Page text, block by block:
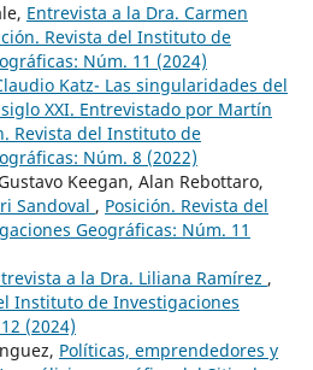
Entrevista a la Dra. Carmen
Revista del Instituto de
Núm. 11 (2024)
Katz- Las singularidades del
XXI. Entrevistado por Martín
Revista del Instituto de
Núm. 8 (2022)
Keegan, Alan Rebottaro,
Sandoval , Posición. Revista del
Geográficas: Núm. 11
a la Dra. Liliana Ramírez ,
Instituto de Investigaciones
(2024)
Políticas, emprendedores y